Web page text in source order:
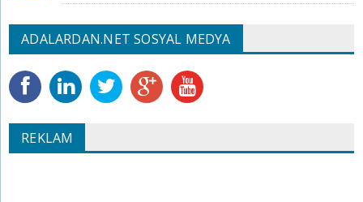
ADALARDAN.NET SOSYAL MEDYA
REKLAM